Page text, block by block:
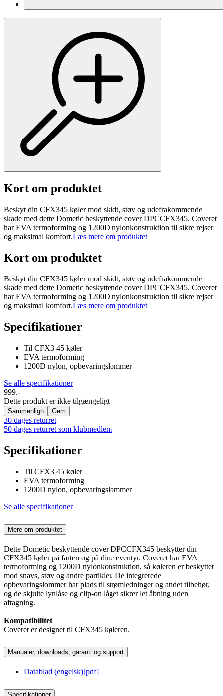
Kort om produktet
Beskyt din CFX345 køler mod skidt, støv og udefrakommende
skade med dette Dometic beskyttende cover DPCCFX345. Coveret
har EVA termoforming og 1200D nylonkonstruktion til sikre rejser
og maksimal komfort.Læs mere om produktet
Kort om produktet
Beskyt din CFX345 køler mod skidt, støv og udefrakommende
skade med dette Dometic beskyttende cover DPCCFX345. Coveret
har EVA termoforming og 1200D nylonkonstruktion til sikre rejser
og maksimal komfort.Læs mere om produktet
Specifikationer
Til CFX3 45 køler
EVA termoforming
1200D nylon, opbevaringslommer
Se alle specifikationer
999.-
Dette produkt er ikke tilgængeligt
Sammenlign Gem
30 dages returret
50 dages returret som klubmedlem
Specifikationer
Til CFX3 45 køler
EVA termoforming
1200D nylon, opbevaringslommer
Se alle specifikationer
Mere om produktet
Dette Dometic beskyttende cover DPCCFX345 beskytter din
CFX345 køler på farten og på dine eventyr. Coveret har EVA
termoforming og 1200D nylonkonstruktion, så køleren er beskyttet
mod snavs, støv og andre partikler. De integrerede
opbevaringslommer har plads til strømledninger og andet tilbehør,
og de skjulte lynlåse og clip-on låget sikrer let åbning uden
aftagning.
Kompatibilitet
Coveret er designet til CFX345 køleren.
Manualer, downloads, garanti og support
Datablad (engelsk)[pdf]
Specifikationer